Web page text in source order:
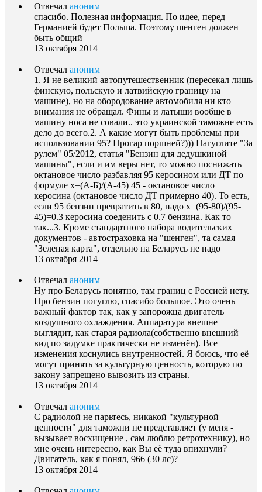
Отвечал аноним
спасибо. Полезная информация. По идее, перед
Германией будет Польша. Поэтому шенген должен
быть общий
13 октября 2014
Отвечал аноним
1. Я не великий автопутешественник (пересекал лишь
финскую, польскую и латвийскую границу на
машине), но на обородование автомобиля ни кто
внимания не обращал. Фины и латыши вообще в
машину носа не совали.. это украинской таможне есть
дело до всего.2. А какие могут быть проблемы при
использовании 95? Прогар поршней?))) Нагуглите "За
рулем" 05/2012, статья "Бензин для дедушкиной
машины", если и им веры нет, то можно поснижать
октановое число разбавляя 95 керосином или ДТ по
формуле x=(A-Б)/(A-45) 45 - октановое число
керосина (октановое число ДТ примерно 40). То есть,
если 95 бензин превратить в 80, надо x=(95-80)/(95-
45)=0.3 керосина соеденить с 0.7 бензина. Как то
так...3. Кроме стандартного набора водительских
документов - автостраховка на "шенген", та самая
"Зеленая карта", отдельно на Беларусь не надо
13 октября 2014
Отвечал аноним
Ну про Беларусь понятно, там границ с Россией нету.
Про бензин погуглю, спасибо большое. Это очень
важный фактор так, как у запорожца двигатель
воздушного охлаждения. Аппаратура внешне
выглядит, как старая радиола(собственно внешний
вид по задумке практически не изменён). Все
изменения коснулись внутренностей. Я боюсь, что её
могут принять за культурную ценность, которую по
закону запрещено вывозить из страны.
13 октября 2014
Отвечал аноним
С радиолой не парьтесь, никакой "культурной
ценности" для таможни не представляет (у меня -
вызывает восхищение , сам люблю ретротехнику), но
мне очень интересно, как Вы её туда впихнули?
Двигатель, как я понял, 966 (30 лс)?
13 октября 2014